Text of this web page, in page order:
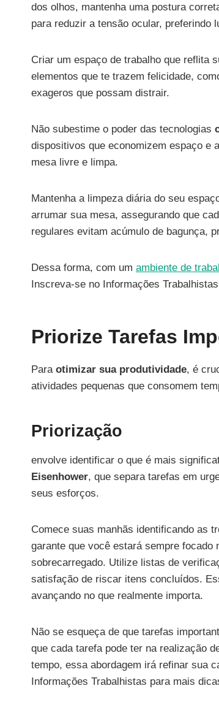
dos olhos, mantenha uma postura
para reduzir a tensão ocular, preferindo
Criar um espaço de trabalho que reflita
elementos que te trazem felicidade,
exageros que possam distrair.
Não subestime o poder das tecnologias
dispositivos que economizem espaço e
mesa livre e limpa.
Mantenha a limpeza diária do seu
arrumar sua mesa, assegurando que
regulares evitam acúmulo de bagunça,
Dessa forma, com um ambiente de
Inscreva-se no Informações
Priorize Tarefas
Para otimizar sua produtividade, é
atividades pequenas que consomem
Priorização
envolve identificar o que é mais
Eisenhower, que separa tarefas em
seus esforços.
Comece suas manhãs identificando as
garante que você estará sempre
sobrecarregado. Utilize listas de
satisfação de riscar itens concluídos.
avançando no que realmente importa.
Não se esqueça de que tarefas
que cada tarefa pode ter na realização
tempo, essa abordagem irá refinar sua
Informações Trabalhistas para mais